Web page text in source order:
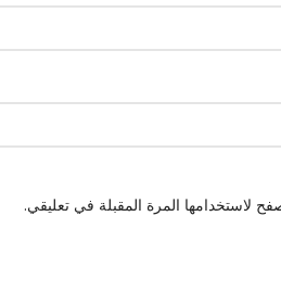
لاستخدامها المرة المقبلة في تعليقي.